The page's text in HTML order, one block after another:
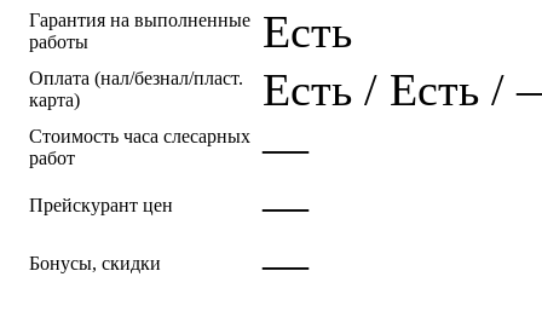
Гарантия на выполненные
работы
Есть
Оплата (нал/безнал/пласт.
карта)
Есть / Есть /
Стоимость часа слесарных
работ
—
Прейскурант цен —
Бонусы, скидки —